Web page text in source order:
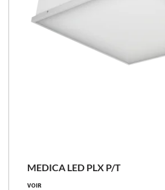
MEDICA LED PLX P/T
VOIR
43 - 71 [W]